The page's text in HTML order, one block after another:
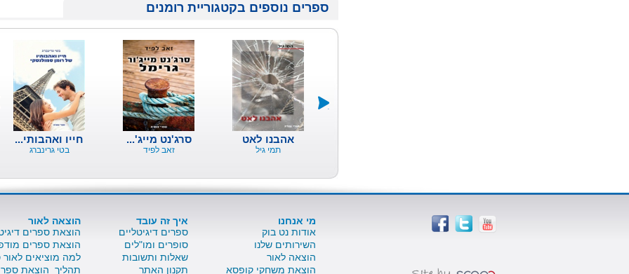
ספרים נוספים בקטגוריית רומנים
חייו ואהבותי...
בטי גרינברג
סרג'נט מייג'...
זאב לפיד
אהבנו לאט
תמי גיל
מי אנחנו
אודות נט בוק
השירותים שלנו
הוצאה לאור
הוצאת משחקי קופסא
איך זה עובד
ספרים דיגיטליים
סופרים ומו"לים
שאלות ותשובות
תקנון האתר
הוצאה לאור
הוצאת ספרים
הוצאת ספרים
למה מוציאים
תהליך הוצאת ספר